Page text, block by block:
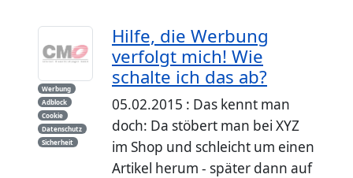
Werbung
Adblock
Cookie
Datenschutz
Sicherheit
Hilfe, die Werbung
verfolgt mich! Wie
schalte ich das ab?
05.02.2015 : Das kennt man
doch: Da stöbert man bei XYZ
im Shop und schleicht um einen
Artikel herum - später dann auf